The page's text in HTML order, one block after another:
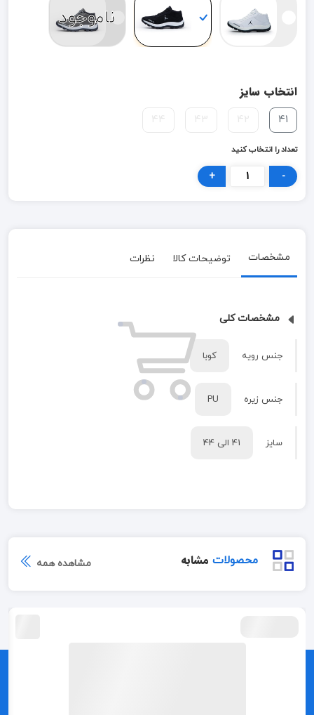
ناموجود
انتخاب سایز
41
تعداد را انتخاب کنید
-
+
مشخصات توضیحات کالا نظرات
مشخصات کلی
جنس رویه کوبا
جنس زیره PU
سایز 41 الی 44
محصولات مشابه مشاهده همه